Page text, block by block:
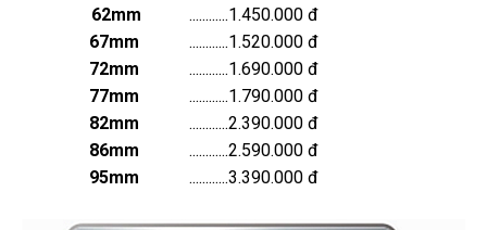
62mm
............1.450.000 đ
67mm
............1.520.000 đ
72mm
............1.690.000 đ
77mm
............1.790.000 đ
82mm
............2.390.000 đ
86mm
............2.590.000 đ
95mm
............3.390.000 đ